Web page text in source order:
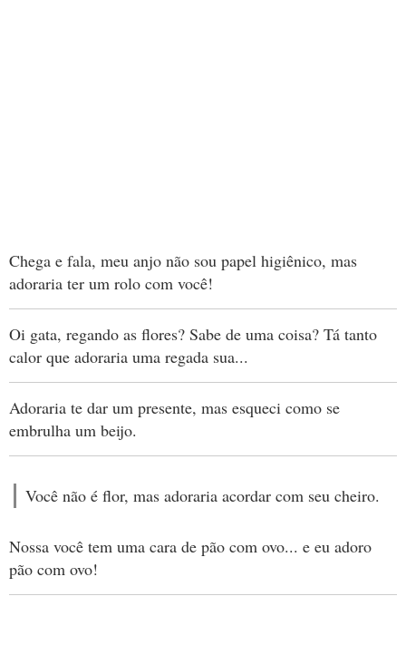
Chega e fala, meu anjo não sou papel higiênico, mas
adoraria ter um rolo com você!
Oi gata, regando as flores? Sabe de uma coisa? Tá tanto
calor que adoraria uma regada sua...
Adoraria te dar um presente, mas esqueci como se
embrulha um beijo.
Você não é flor, mas adoraria acordar com seu cheiro.
Nossa você tem uma cara de pão com ovo... e eu adoro
pão com ovo!